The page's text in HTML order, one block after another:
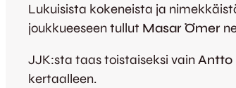
Lukuisista kokeneista ja
joukkueeseen tullut Masar Ömer
JJK:sta taas toistaiseksi vainAntto
kertaalleen.